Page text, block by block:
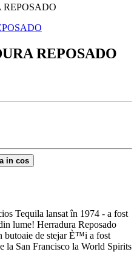
REPOSADO
in cos
Tequila lansat în 1974 - a fost
lume! Herradura Reposado
butoaie de stejar È™i a fost
la San Francisco la World Spirits